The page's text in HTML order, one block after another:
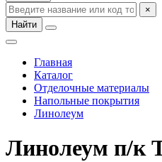
×
Найти
Главная
Каталог
Отделочные материалы
Напольные покрытия
Линолеум
Линолеум п/к